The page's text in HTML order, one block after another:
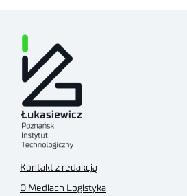
Kontakt z redakcją
O Mediach Logistyka